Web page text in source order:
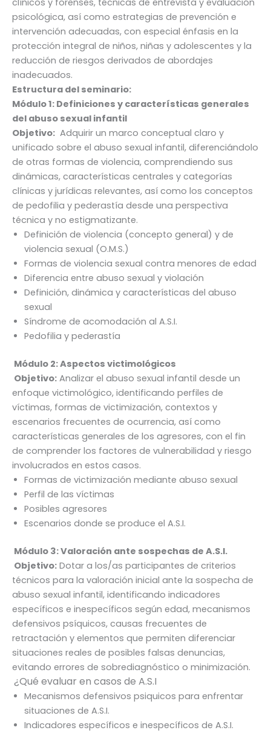
clínicos y forenses, técnicas de entrevista y evaluación
psicológica, así como estrategias de prevención e
intervención adecuadas, con especial énfasis en la
protección integral de niños, niñas y adolescentes y la
reducción de riesgos derivados de abordajes
inadecuados.
Estructura del seminario:
Módulo 1: Definiciones y características generales
del abuso sexual infantil
Objetivo: Adquirir un marco conceptual claro y
unificado sobre el abuso sexual infantil, diferenciándolo
de otras formas de violencia, comprendiendo sus
dinámicas, características centrales y categorías
clínicas y jurídicas relevantes, así como los conceptos
de pedofilia y pederastía desde una perspectiva
técnica y no estigmatizante.
Definición de violencia (concepto general) y de
violencia sexual (O.M.S.)
Formas de violencia sexual contra menores de edad
Diferencia entre abuso sexual y violación
Definición, dinámica y características del abuso
sexual
Síndrome de acomodación al A.S.I.
Pedofilia y pederastía
Módulo 2:Aspectos victimológicos
Objetivo: Analizar el abuso sexual infantil desde un
enfoque victimológico, identificando perfiles de
víctimas, formas de victimización, contextos y
escenarios frecuentes de ocurrencia, así como
características generales de los agresores, con el fin
de comprender los factores de vulnerabilidad y riesgo
involucrados en estos casos.
Formas de victimización mediante abuso sexual
Perfil de las víctimas
Posibles agresores
Escenarios donde se produce el A.S.I.
Módulo 3:Valoración ante sospechas de A.S.I.
Objetivo: Dotar a los/as participantes de criterios
técnicos para la valoración inicial ante la sospecha de
abuso sexual infantil, identificando indicadores
específicos e inespecíficos según edad, mecanismos
defensivos psíquicos, causas frecuentes de
retractación y elementos que permiten diferenciar
situaciones reales de posibles falsas denuncias,
evitando errores de sobrediagnóstico o minimización.
¿Qué evaluar en casos de A.S.I
Mecanismos defensivos psiquicos para enfrentar
situaciones de A.S.I.
Indicadores específicos e inespecíficos de A.S.I.